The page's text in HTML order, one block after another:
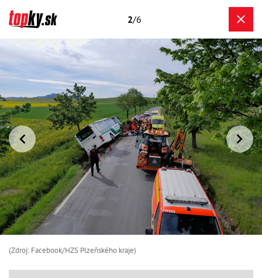
2/6
(Zdroj: Facebook/HZS Plzeňského kraje)